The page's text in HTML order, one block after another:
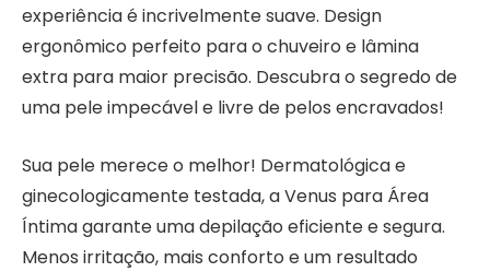
experiência é incrivelmente suave. Design
ergonômico perfeito para o chuveiro e lâmina
extra para maior precisão. Descubra o segredo de
uma pele impecável e livre de pelos encravados!
Sua pele merece o melhor! Dermatológica e
ginecologicamente testada, a Venus para Área
Íntima garante uma depilação eficiente e segura.
Menos irritação, mais conforto e um resultado